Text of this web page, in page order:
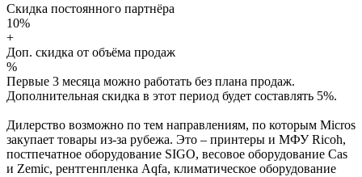
Скидка постоянного партнёра
10%
+
Доп. скидка от объёма продаж
%
Первые 3 месяца можно работать без плана продаж.
Дополнительная скидка в этот период будет составлять 5%.
Дилерство возможно по тем направлениям, по которым Micros
закупает товары из-за рубежа. Это – принтеры и МФУ Ricoh,
постпечатное оборудование SIGO, весовое оборудование Cas
и Zemic, рентгенпленка Aqfa, климатическое оборудование